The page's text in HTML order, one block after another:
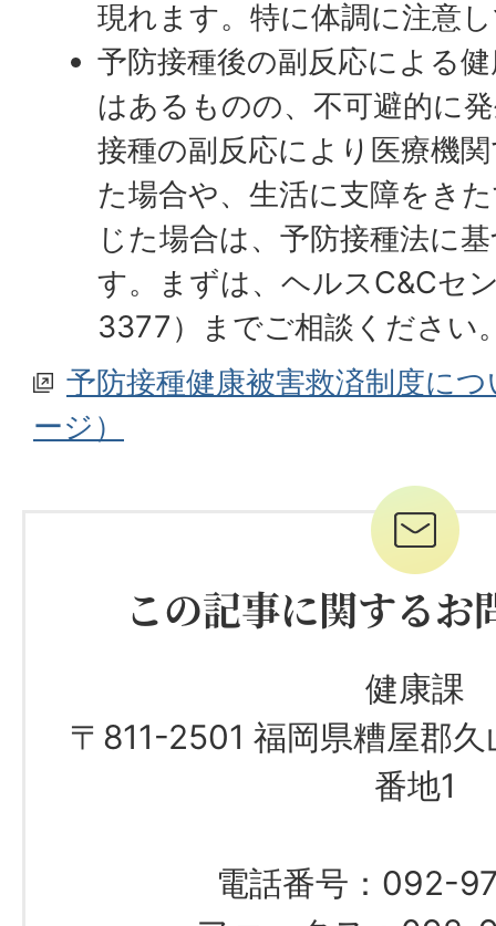
現れます。特に体調に注意
予防接種後の副反応による
はあるものの、不可避的に
接種の副反応により医療機
た場合や、生活に支障をき
じた場合は、予防接種法に
す。まずは、ヘルスC&Cセ
3377）までご相談ください
予防接種健康被害救済制度に
ージ）
この記事に関するお
健康課
〒811-2501 福岡県糟屋郡
番地1
電話番号：092-